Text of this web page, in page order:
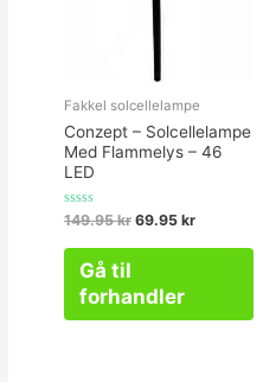
Fakkel solcellelampe
Conzept – Solcellelampe
Med Flammelys – 46
LED
Vurderet
149.95kr 69.95 kr
Gå til
forhandler